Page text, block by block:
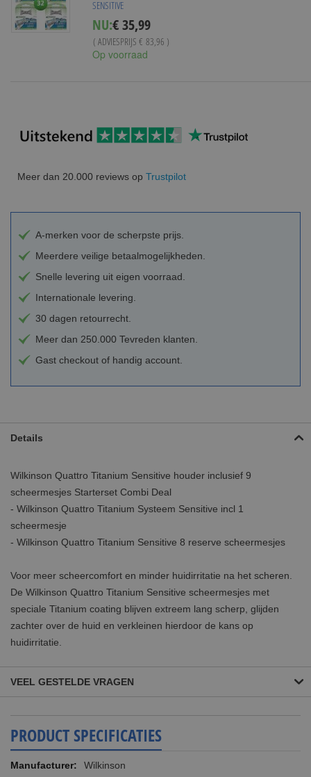
SENSITIVE
NU:Special
Price
€ 35,99
( ADVIESPRIJS € 83,96 )
Op voorraad
Meer dan 20.000 reviews op Trustpilot
A-merken voor de scherpste prijs.
Meerdere veilige betaalmogelijkheden.
Snelle levering uit eigen voorraad.
Internationale levering.
30 dagen retourrecht.
Meer dan 250.000 Tevreden klanten.
Gast checkout of handig account.
Details
Wilkinson Quattro Titanium Sensitive houder inclusief 9
scheermesjes Starterset Combi Deal
- Wilkinson Quattro Titanium Systeem Sensitive incl 1
scheermesje
- Wilkinson Quattro Titanium Sensitive 8 reserve scheermesjes
Voor meer scheercomfort en minder huidirritatie na het scheren.
De Wilkinson Quattro Titanium Sensitive scheermesjes met
speciale Titanium coating blijven extreem lang scherp, glijden
zachter over de huid en verkleinen hierdoor de kans op
huidirritatie.
VEEL GESTELDE VRAGEN
PRODUCT SPECIFICATIES
Meer
Wilkinson